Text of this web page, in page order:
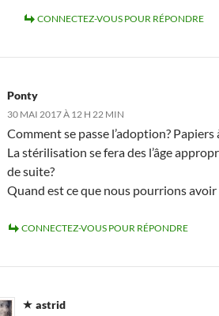
CONNECTEZ-VOUS POUR RÉPONDRE
Ponty
30 MAI 2017 À 12 H 22 MIN
Comment se passe l’adoption?
La stérilisation se fera des l’âge
de suite?
Quand est ce que nous pourrions avoir
CONNECTEZ-VOUS POUR RÉPONDRE
astrid